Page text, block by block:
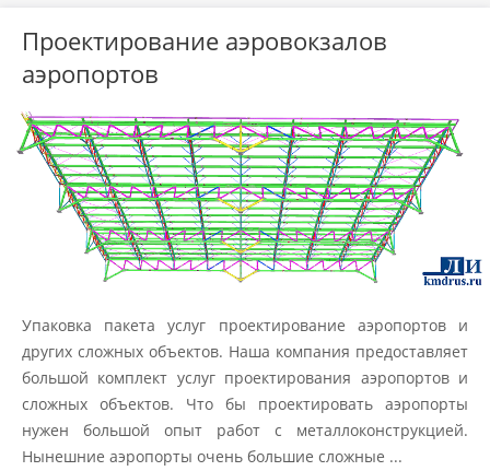
Проектирование аэровокзалов
аэропортов
Упаковка пакета услуг проектирование аэропортов и
других сложных объектов. Наша компания предоставляет
большой комплект услуг проектирования аэропортов и
сложных объектов. Что бы проектировать аэропорты
нужен большой опыт работ с металлоконструкцией.
Нынешние аэропорты очень большие сложные ...